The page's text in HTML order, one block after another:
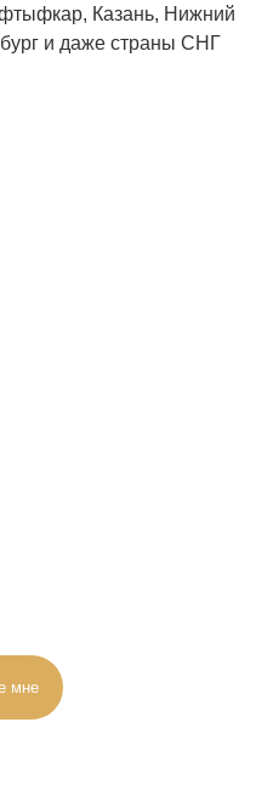
Казань, Нижний
и даже страны СНГ
мне